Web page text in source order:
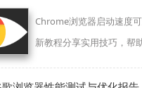
Chrome浏览器启动速度
新教程分享实用技巧，帮